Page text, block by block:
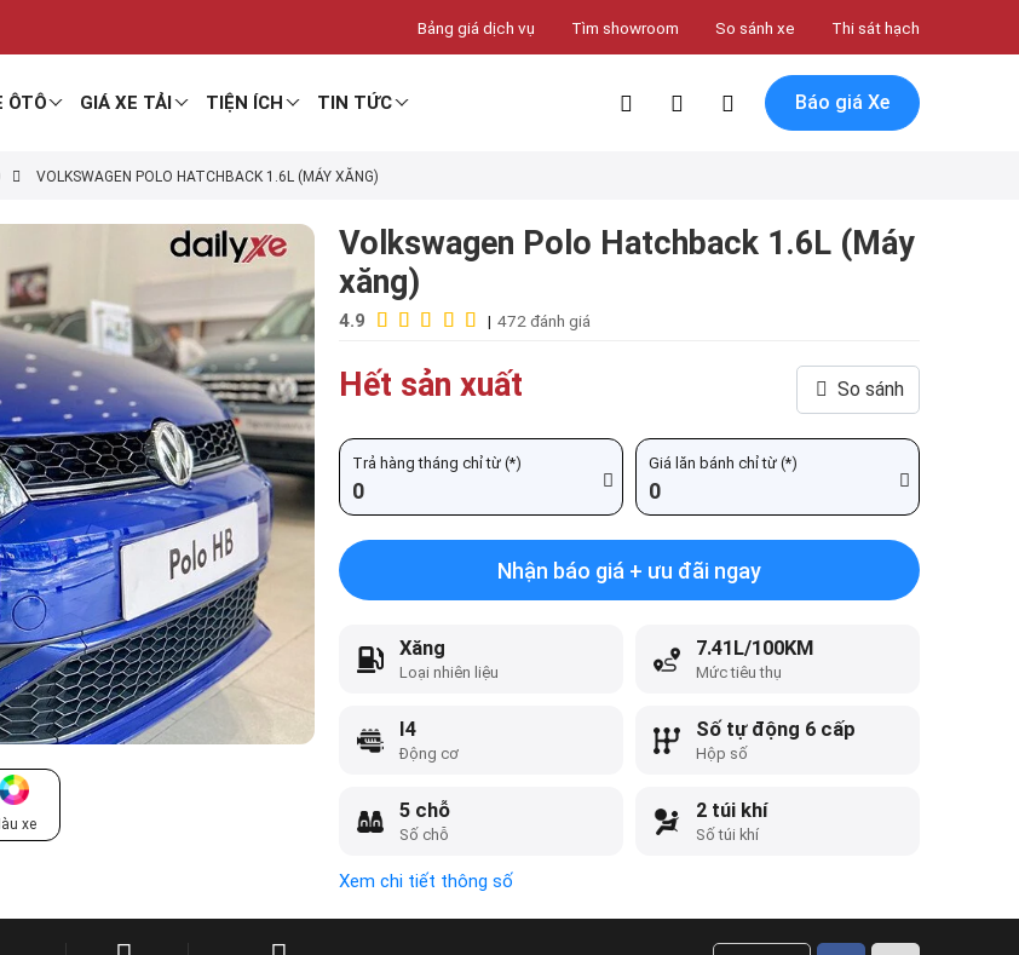
Bảng giá dịch vụ Tìm showroom So sánh xe Thi sát hạch
ÔTÔ GIÁ XE TẢI TIỆN ÍCH TIN TỨC Báo giá Xe
VOLKSWAGEN POLO HATCHBACK 1.6L (MÁY XĂNG)
xe
Volkswagen Polo Hatchback 1.6L (Máy
xăng)
4.9 | 472 đánh giá
Hết sản xuất So sánh
Trả hàng tháng chỉ từ (*)
0
Giá lăn bánh chỉ từ (*)
0
Nhận báo giá + ưu đãi ngay
Loại nhiên liệu
Xăng
Mức tiêu thụ
7.41L/100KM
Động cơ
I4
Hộp số
Số tự động 6 cấp
Số chỗ
5 chỗ
Số túi khí
2 túi khí
Xem chi tiết thông số